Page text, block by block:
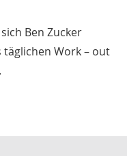
Ben Zucker
täglichen Work – out